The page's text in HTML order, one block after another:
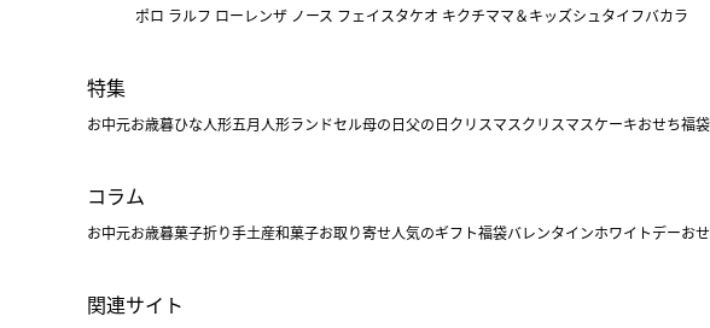
ポロ ラルフ ローレンザ ノース フェイスタケオ キクチママ＆キッズシュタイフバカラ
特集
お中元お歳暮ひな人形五月人形ランドセル母の日父の日クリスマスクリスマスケーキおせち福袋
コラム
お中元お歳暮菓子折り手土産和菓子お取り寄せ人気のギフト福袋バレンタインホワイトデーお
関連サイト